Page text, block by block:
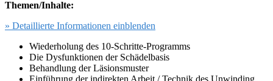
Themen/Inhalte:
» Detaillierte Informationen einblenden
Wiederholung des 10-Schritte-Programms
Die Dysfunktionen der Schädelbasis
Behandlung der Läsionsmuster
Einführung der indirekten Arbeit / Technik des Unwinding